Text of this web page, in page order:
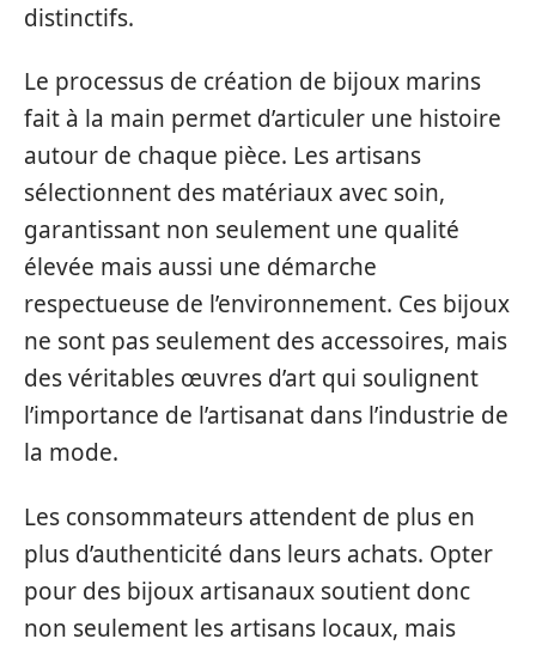
distinctifs.
Le processus de création de bijoux marins
fait à la main permet d’articuler une histoire
autour de chaque pièce. Les artisans
sélectionnent des matériaux avec soin,
garantissant non seulement une qualité
élevée mais aussi une démarche
respectueuse de l’environnement. Ces bijoux
ne sont pas seulement des accessoires, mais
des véritables œuvres d’art qui soulignent
l’importance de l’artisanat dans l’industrie de
la mode.
Les consommateurs attendent de plus en
plus d’authenticité dans leurs achats. Opter
pour des bijoux artisanaux soutient donc
non seulement les artisans locaux, mais